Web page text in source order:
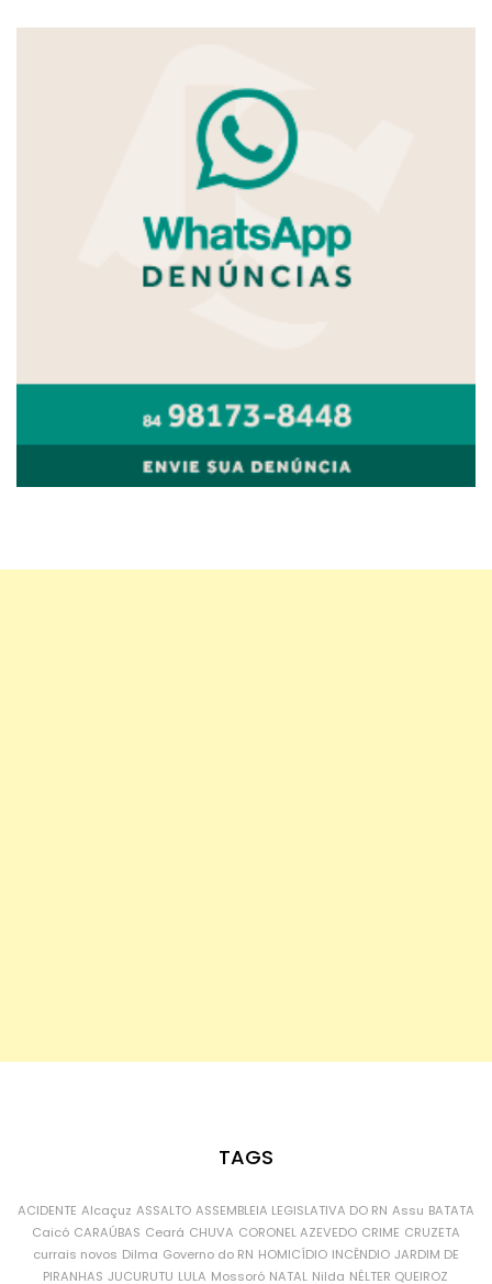
TAGS
ACIDENTE Alcaçuz ASSALTO ASSEMBLEIA LEGISLATIVA DO RN Assu BATATA
Caicó CARAÚBAS Ceará CHUVA CORONEL AZEVEDO CRIME CRUZETA
currais novos Dilma Governo do RN HOMICÍDIO INCÊNDIO JARDIM DE
PIRANHAS JUCURUTU LULA Mossoró NATAL Nilda NÉLTER QUEIROZ